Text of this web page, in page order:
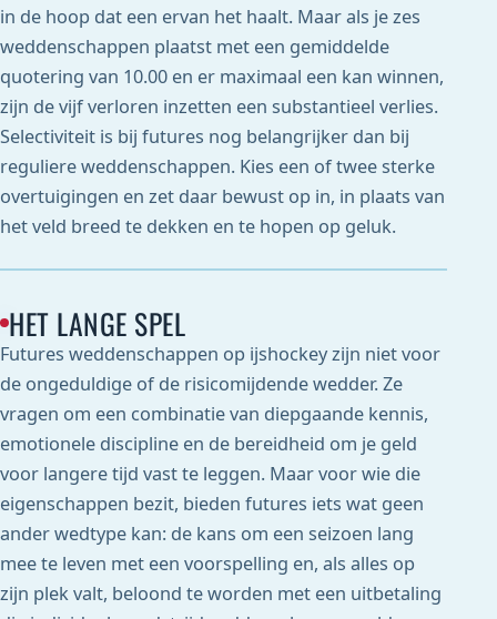
in de hoop dat een ervan het haalt. Maar als je zes
weddenschappen plaatst met een gemiddelde
quotering van 10.00 en er maximaal een kan winnen,
zijn de vijf verloren inzetten een substantieel verlies.
Selectiviteit is bij futures nog belangrijker dan bij
reguliere weddenschappen. Kies een of twee sterke
overtuigingen en zet daar bewust op in, in plaats van
het veld breed te dekken en te hopen op geluk.
HET LANGE SPEL
Futures weddenschappen op ijshockey zijn niet voor
de ongeduldige of de risicomijdende wedder. Ze
vragen om een combinatie van diepgaande kennis,
emotionele discipline en de bereidheid om je geld
voor langere tijd vast te leggen. Maar voor wie die
eigenschappen bezit, bieden futures iets wat geen
ander wedtype kan: de kans om een seizoen lang
mee te leven met een voorspelling en, als alles op
zijn plek valt, beloond te worden met een uitbetaling